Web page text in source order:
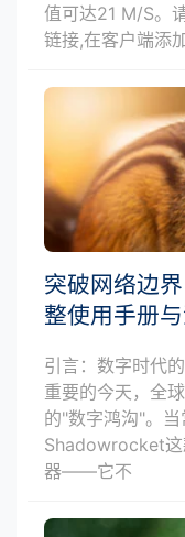
值可达21 M/S。
链接,在客户端添
突破网络边
整使用手册
引言：数字时代
重要的今天，全
的"数字鸿沟"。当
Shadowrocket这
器——它不